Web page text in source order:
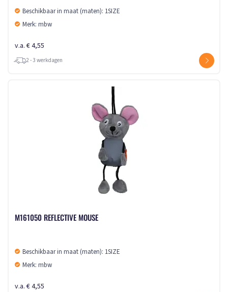
Beschikbaar in maat (maten): 1SIZE
Merk: mbw
v.a. € 4,55
2 - 3 werkdagen
M161050 REFLECTIVE MOUSE
Beschikbaar in maat (maten): 1SIZE
Merk: mbw
v.a. € 4,55